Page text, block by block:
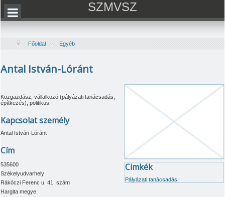
SZMVSZ
Főoldal → Egyéb
Antal István-Lóránt
Cimkék
Pályázati tanácsadás
Közgazdász, vállalkozó (pályázati tanácsadás,
építkezés), politikus.
Kapcsolat személy
Antal István-Lóránt
Cím
535600
Székelyudvarhely
Rákóczi Ferenc u. 41. szám
Hargita megye